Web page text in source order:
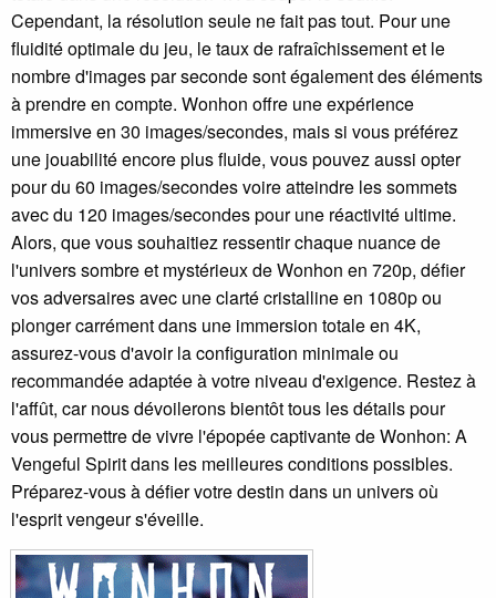
Cependant, la résolution seule ne fait pas tout. Pour une
fluidité optimale du jeu, le taux de rafraîchissement et le
nombre d'images par seconde sont également des éléments
à prendre en compte. Wonhon offre une expérience
immersive en 30 images/secondes, mais si vous préférez
une jouabilité encore plus fluide, vous pouvez aussi opter
pour du 60 images/secondes voire atteindre les sommets
avec du 120 images/secondes pour une réactivité ultime.
Alors, que vous souhaitiez ressentir chaque nuance de
l'univers sombre et mystérieux de Wonhon en 720p, défier
vos adversaires avec une clarté cristalline en 1080p ou
plonger carrément dans une immersion totale en 4K,
assurez-vous d'avoir la configuration minimale ou
recommandée adaptée à votre niveau d'exigence. Restez à
l'affût, car nous dévoilerons bientôt tous les détails pour
vous permettre de vivre l'épopée captivante de Wonhon: A
Vengeful Spirit dans les meilleures conditions possibles.
Préparez-vous à défier votre destin dans un univers où
l'esprit vengeur s'éveille.